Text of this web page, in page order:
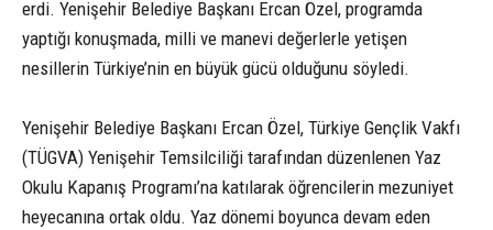
erdi. Yenişehir Belediye Başkanı Ercan Özel, programda
yaptığı konuşmada, milli ve manevi değerlerle yetişen
nesillerin Türkiye’nin en büyük gücü olduğunu söyledi.
Yenişehir Belediye Başkanı Ercan Özel, Türkiye Gençlik Vakfı
(TÜGVA) Yenişehir Temsilciliği tarafından düzenlenen Yaz
Okulu Kapanış Programı’na katılarak öğrencilerin mezuniyet
heyecanına ortak oldu. Yaz dönemi boyunca devam eden